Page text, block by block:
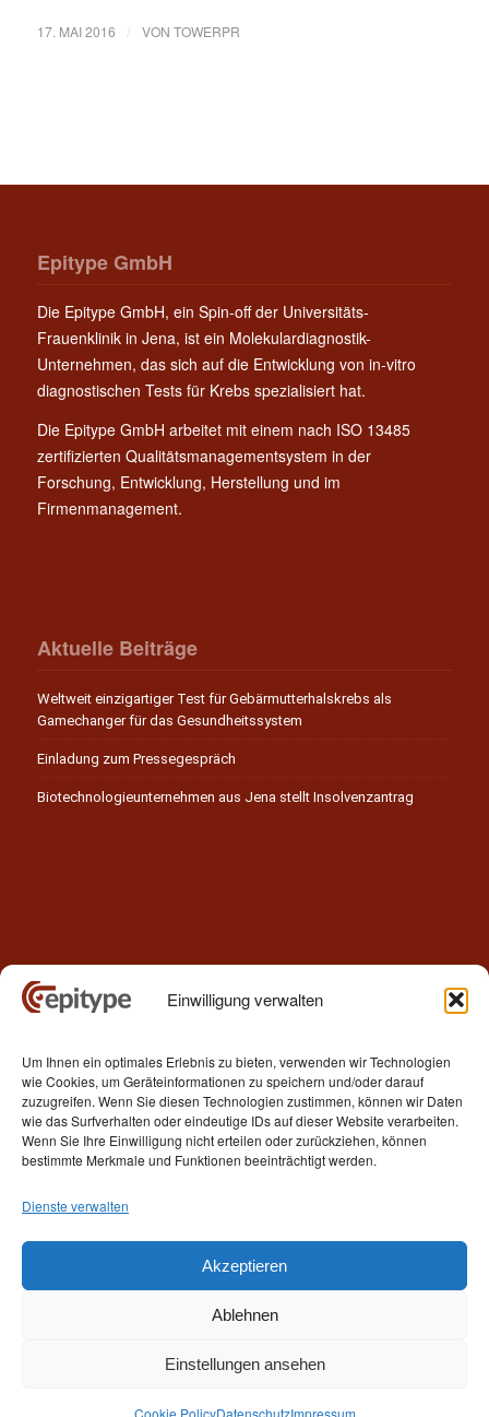
Einwilligung verwalten
Um Ihnen ein optimales Erlebnis zu bieten, verwenden wir Technologien
wie Cookies, um Geräteinformationen zu speichern und/oder darauf
zuzugreifen. Wenn Sie diesen Technologien zustimmen, können wir Daten
wie das Surfverhalten oder eindeutige IDs auf dieser Website verarbeiten.
Wenn Sie Ihre Einwilligung nicht erteilen oder zurückziehen, können
bestimmte Merkmale und Funktionen beeinträchtigt werden.
Dienste verwalten
Akzeptieren
Ablehnen
Einstellungen ansehen
Cookie PolicyDatenschutzImpressum
17. MAI 2016 / VON TOWERPR
Epitype GmbH
Die Epitype GmbH, ein Spin-off der Universitäts-
Frauenklinik in Jena, ist ein Molekulardiagnostik-
Unternehmen, das sich auf die Entwicklung von in-vitro
diagnostischen Tests für Krebs spezialisiert hat.
Die Epitype GmbH arbeitet mit einem nach ISO 13485
zertifizierten Qualitätsmanagementsystem in der
Forschung, Entwicklung, Herstellung und im
Firmenmanagement.
Aktuelle Beiträge
Weltweit einzigartiger Test für Gebärmutterhalskrebs als
Gamechanger für das Gesundheitssystem
Einladung zum Pressegespräch
Biotechnologieunternehmen aus Jena stellt Insolvenzantrag
Kontakt
Epitype GmbH
Löbstedter Str. 41
07749 Jena
Germany
Internet:www.epitype.de